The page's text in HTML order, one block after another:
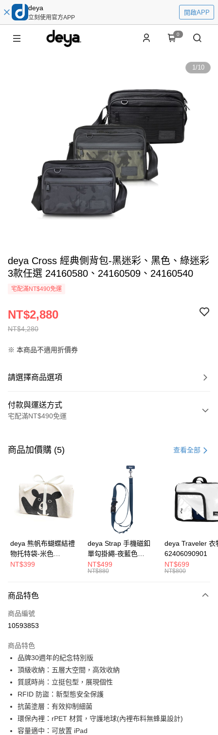
deya
立刻使用官方APP
開啟APP
0
1/10
deya Cross 經典側背包-黑迷彩、黑色、綠迷彩
3款任選 24160580、24160509、24160540
宅配滿NT$490免運
NT$4,280
NT$2,880
※ 本商品不適用折價券
請選擇商品選項
付款與運送方式
宅配滿NT$490免運
信用卡一次付款
3 期 0 利率 每期 21家銀行
合作金庫商業銀行
第一商業銀行
華南商業銀行
彰化商業銀行
上海商業儲蓄銀行
台北富邦商業銀行
兆豐國際商業銀行
臺灣中小企業銀行
台中商業銀行
匯豐（台灣）商業銀行
華泰商業銀行
聯邦商業銀行
遠東國際商業銀行
元大商業銀行
台灣樂天信用卡公司
超商取貨付款
街口支付
全盈+PAY
AFTEE先享後付
便利好安心！
１．簡單：不需註冊會員、不需綁卡、不需儲值。
２．便利：只要手機號碼，簡訊認證，即可結帳。
３．安心：先確認商品／服務後，再付款。
【「AFTEE先享後付」結帳流程】
１．於結帳方式選擇「AFTEE先享後付」後，將跳轉至「AFTEE先享後付」
結帳頁面，進行簡訊認證並確認金額後，即可完成結帳。
２．訂單成立數日內，您將收到繳費通知簡訊。
３．收到繳費通知簡訊後14天內，點擊此簡訊中的連結，可透過四大超商／
運送方式
【全家】取貨付款
每筆NT$90，滿NT$990(含以上)免運費
【7-11】取貨付款
每筆NT$90，滿NT$990(含以上)免運費
商品加價購 (5) 查看全部
deya 熊帆布蝴蝶結禮
物托特袋-米色
22020409
NT$399
deya Strap 手機磁釦
單勾掛繩-夜藍色
62611105501
NT$499
NT$880
deya Traveler 衣
62406090901
NT$699
NT$800
商品特色
商品編號
10593853
商品特色
品牌30週年的紀念特別版
頂級收納：五層大空間，高效收納
質感時尚：立挺包型，展現個性
RFID 防盜：新型態安全保護
抗菌塗層：有效抑制細菌
環保內裡：rPET 材質，守護地球(內裡布料無蜂巢設計)
容量適中：可放置 iPad